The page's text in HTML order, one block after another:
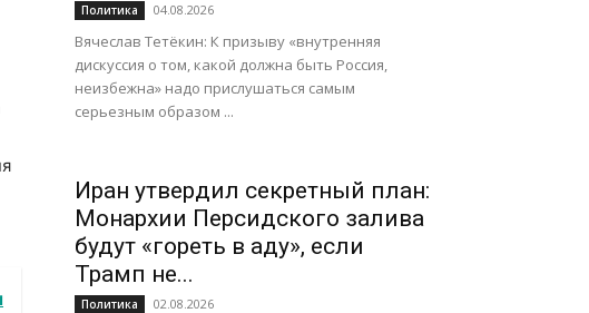
Политика 04.08.2026
Вячеслав Тетёкин: К призыву «внутренняя
дискуссия о том, какой должна быть Россия,
неизбежна» надо прислушаться самым
серьезным образом ...
Иран утвердил секретный план:
Монархии Персидского залива
будут «гореть в аду», если
Трамп не...
Политика 02.08.2026